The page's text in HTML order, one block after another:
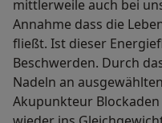
mittlerweile auch bei
Annahme dass die
fließt. Ist dieser
Beschwerden. Durch
Nadeln an
Akupunkteur